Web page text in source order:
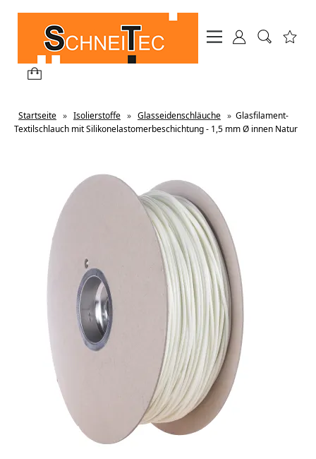
Startseite » Isolierstoffe » Glasseidenschläuche » Glasfilament-
Textilschlauch mit Silikonelastomerbeschichtung - 1,5 mm Ø innen Natur